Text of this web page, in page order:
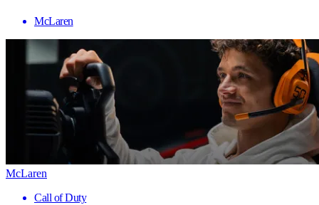
McLaren
McLaren
Call of Duty